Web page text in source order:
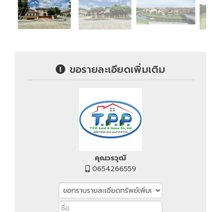
ขอรายละเอียดเพิ่มเติม
คุณวรวุฒิ
0654266559